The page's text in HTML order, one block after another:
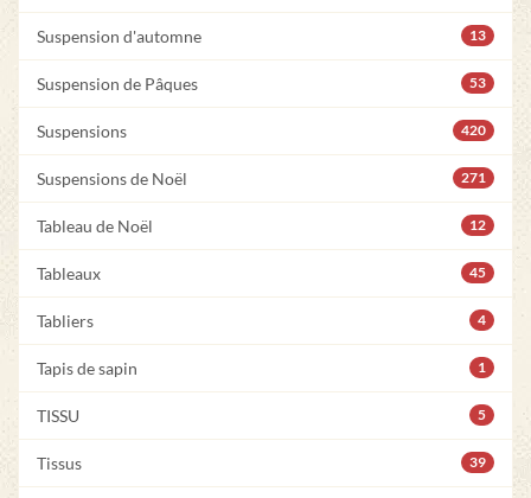
Suspension d'automne 13
Suspension de Pâques 53
Suspensions 420
Suspensions de Noël 271
Tableau de Noël 12
Tableaux 45
Tabliers 4
Tapis de sapin 1
TISSU 5
Tissus 39